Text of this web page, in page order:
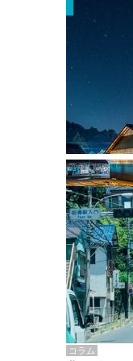
掲載雑誌・書籍
『街歩き研修
ム、和風バロ
掲載
コラム